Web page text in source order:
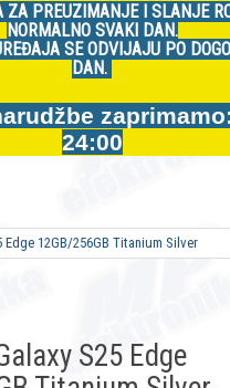
ZA PREUZIMANJE I SLANJE
NORMALNO SVAKI DAN.
SE ODVIJAJU PO
DAN.
24:00
S25 Edge